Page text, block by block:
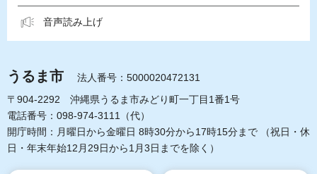
音声読み上げ
うるま市
法人番号：5000020472131
〒904-2292 沖縄県うるま市みどり町一丁目1番1号
電話番号：098-974-3111（代）
開庁時間：月曜日から金曜日 8時30分から17時15分まで
（祝日・休
日・年末年始12月29日から1月3日までを除く）